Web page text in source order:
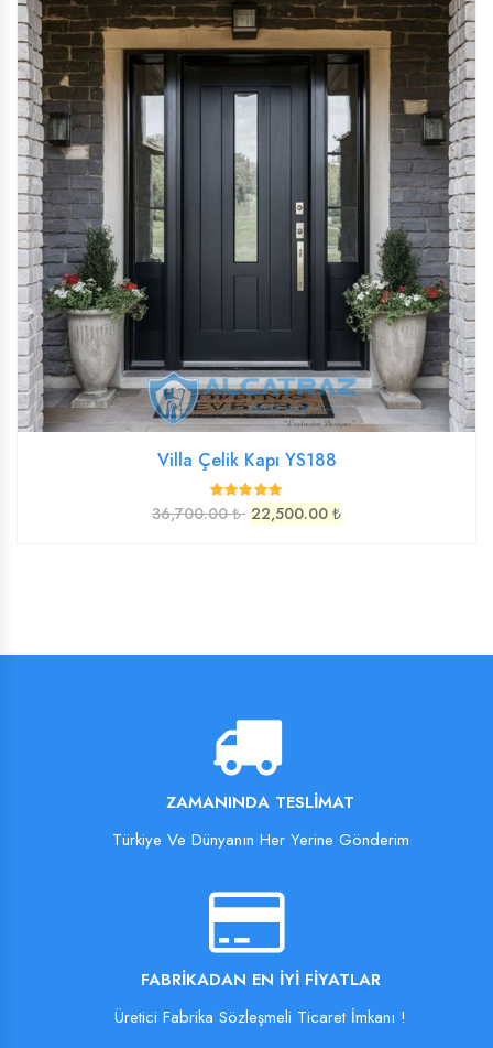
Villa Çelik Kapı YS188
36,700.00 ₺ 22,500.00 ₺
ZAMANINDA TESLIMAT
Türkiye Ve Dünyanın Her Yerine Gönderim
FABRIKADAN EN İYI FIYATLAR
Üretici Fabrika Sözleşmeli Ticaret İmkanı !